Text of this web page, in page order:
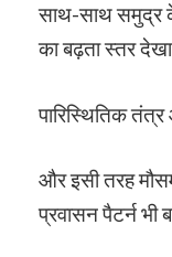
साथ-साथ समुद्र
का बढ़ता स्तर
पारिस्थितिक
और इसी तरह
प्रवासन पैटर्न भी